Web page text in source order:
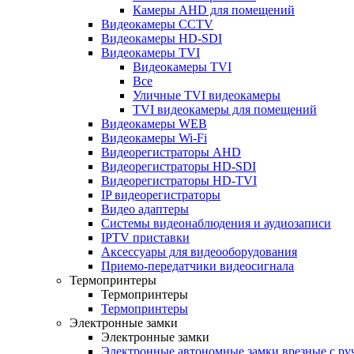
Камеры AHD для помещений
Видеокамеры CCTV
Видеокамеры HD-SDI
Видеокамеры TVI
Видеокамеры TVI
Все
Уличные TVI видеокамеры
TVI видеокамеры для помещений
Видеокамеры WEB
Видеокамеры Wi-Fi
Видеорегистраторы AHD
Видеорегистраторы HD-SDI
Видеорегистраторы HD-TVI
IP видеорегистраторы
Видео адаптеры
Системы видеонаблюдения и аудиозаписи
IPTV приставки
Аксессуары для видеооборудования
Приемо-передатчики видеосигнала
Термопринтеры
Термопринтеры
Термопринтеры
Электронные замки
Электронные замки
Электронные автономные замки врезные с